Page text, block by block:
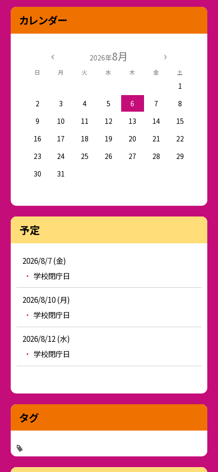
カレンダー
2026年8月
日 月 火 水 木 金 土
1
2
3 4 5 6 7
8
9
10 11 12 13 14
15
16
17 18 19 20 21
22
23
24 25 26 27 28
29
30
31
予定
2026/8/7 (金)
学校閉庁日
2026/8/10 (月)
学校閉庁日
2026/8/12 (水)
学校閉庁日
タグ